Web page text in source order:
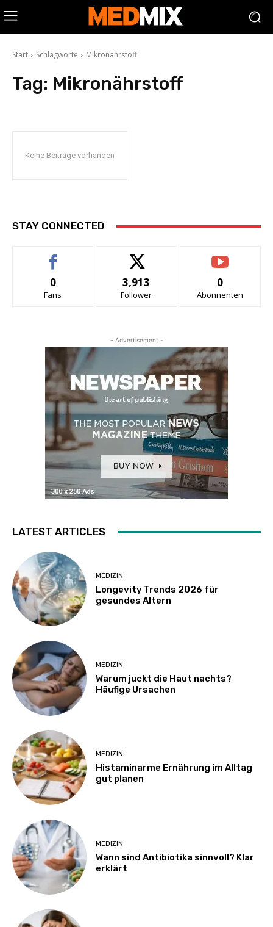
Start Schlagworte Mikronährstoff
Tag: Mikronährstoff
Keine Beiträge vorhanden
STAY CONNECTED
0
Fans
3,913
Follower
0
Abonnenten
- Advertisement -
LATEST ARTICLES
MEDIZIN
Longevity Trends 2026 für
gesundes Altern
MEDIZIN
Warum juckt die Haut nachts?
Häufige Ursachen
MEDIZIN
Histaminarme Ernährung im Alltag
gut planen
MEDIZIN
Wann sind Antibiotika sinnvoll? Klar
erklärt